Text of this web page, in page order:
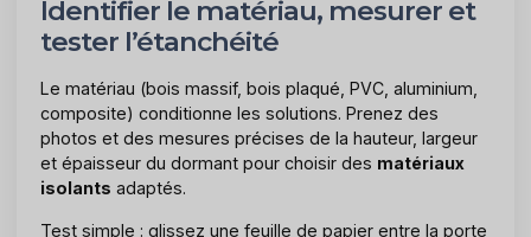
Identifier le matériau, mesurer et
tester l’étanchéité
Le matériau (bois massif, bois plaqué, PVC, aluminium,
composite) conditionne les solutions. Prenez des
photos et des mesures précises de la hauteur, largeur
et épaisseur du dormant pour choisir des matériaux
isolants adaptés.
Test simple : glissez une feuille de papier entre la porte